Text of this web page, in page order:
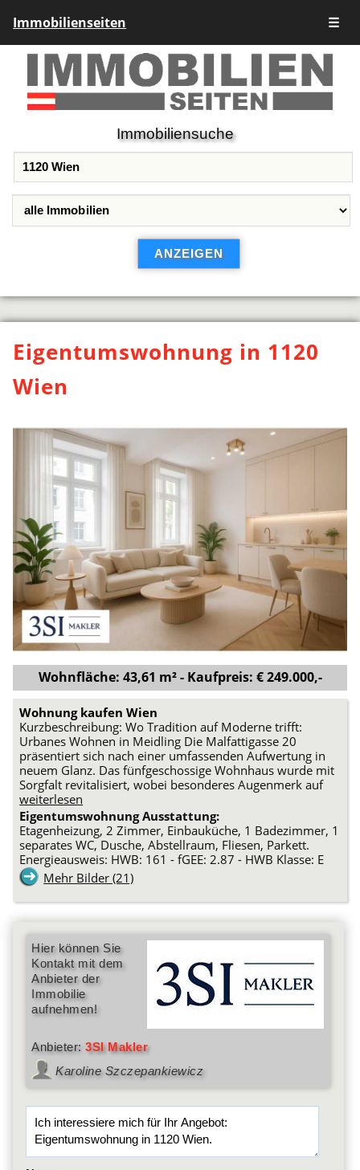
Immobilienseiten ☰
Immobiliensuche
Eigentumswohnung in 1120
Wien
Wohnfläche: 43,61 m² - Kaufpreis: € 249.000,-
Wohnung kaufen Wien
Kurzbeschreibung: Wo Tradition auf Moderne trifft:
Urbanes Wohnen in Meidling Die Malfattigasse 20
präsentiert sich nach einer umfassenden Aufwertung in
neuem Glanz. Das fünfgeschossige Wohnhaus wurde mit
Sorgfalt revitalisiert, wobei besonderes Augenmerk auf
weiterlesen
Eigentumswohnung Ausstattung:
Etagenheizung, 2 Zimmer, Einbauküche, 1 Badezimmer, 1
separates WC, Dusche, Abstellraum, Fliesen, Parkett.
Energieausweis: HWB: 161 - fGEE: 2.87 - HWB Klasse: E
Mehr Bilder (21)
Hier können Sie
Kontakt mit dem
Anbieter der
Immobilie
aufnehmen!
Anbieter:3SI Makler
Karoline Szczepankiewicz